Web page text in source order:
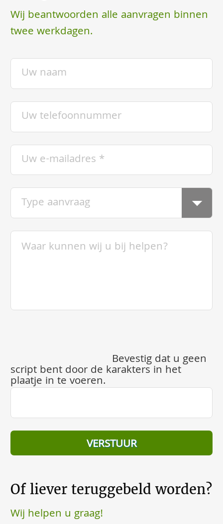
Wij beantwoorden alle aanvragen binnen
twee werkdagen.
Bevestig dat u geen
script bent door de karakters in het
plaatje in te voeren.
Of liever teruggebeld worden?
Wij helpen u graag!